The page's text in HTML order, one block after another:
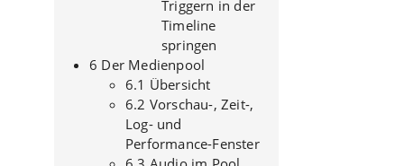
Triggern in der
Timeline
springen
6 Der Medienpool
6.1 Übersicht
6.2 Vorschau-, Zeit-,
Log- und
Performance-Fenster